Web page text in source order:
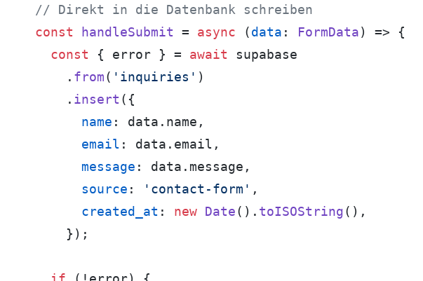
// Direkt in die Datenbank schreiben
const
handleSubmit = async (data : FormData) => {
const { error } = await supabase
    .
from( 'inquiries' )
    .
insert ({
name : data. name ,
email : data. email ,
message : data. message ,
source : 'contact-form' ,
created_at : new Date(). toISOString(),
    });